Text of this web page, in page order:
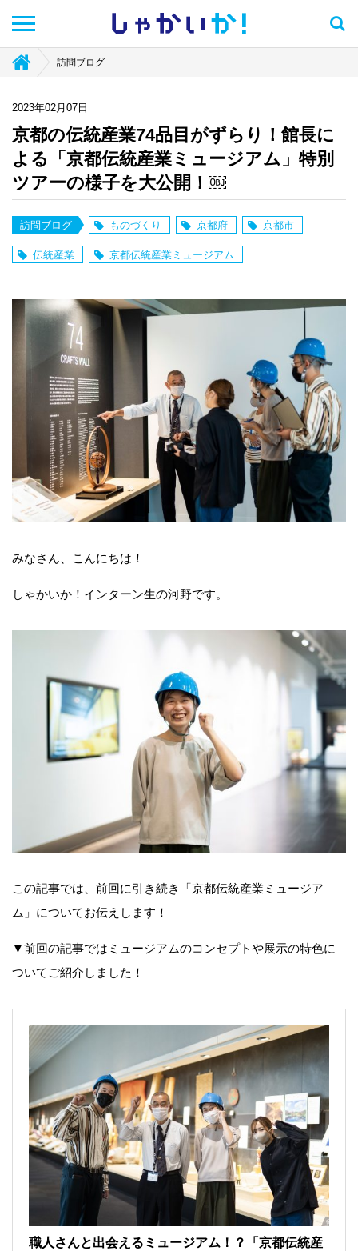
しゃかい か！
訪問ブログ
2023年02月07日
京都の伝統産業74品目がずらり！館長に
よる「京都伝統産業ミュージアム」特別
ツアーの様子を大公開！￼
訪問ブログ ものづくり 京都府 京都市
伝統産業 京都伝統産業ミュージアム
みなさん、こんにちは！
しゃかいか！インターン生の河野です。
この記事では、前回に引き続き「京都伝統産業ミュージア
ム」についてお伝えします！
▼前回の記事ではミュージアムのコンセプトや展示の特色に
ついてご紹介しました！